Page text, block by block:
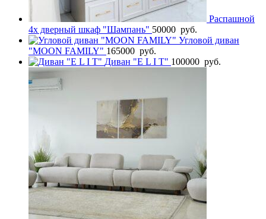
Распашной
4х дверный шкаф "Шампань" 50000 руб.
Угловой диван
"MOON FAMILY" 165000 руб.
Диван "E L I T" 100000 руб.